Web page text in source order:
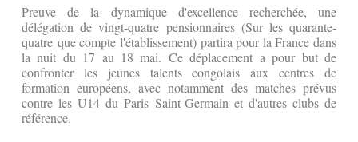
Preuve de la dynamique d'excellence recherchée, une
délégation de vingt-quatre pensionnaires (Sur les quarante-
quatre que compte l'établissement) partira pour la France dans
la nuit du 17 au 18 mai. Ce déplacement a pour but de
confronter les jeunes talents congolais aux centres de
formation européens, avec notamment des matches prévus
contre les U14 du Paris Saint-Germain et d'autres clubs de
référence.